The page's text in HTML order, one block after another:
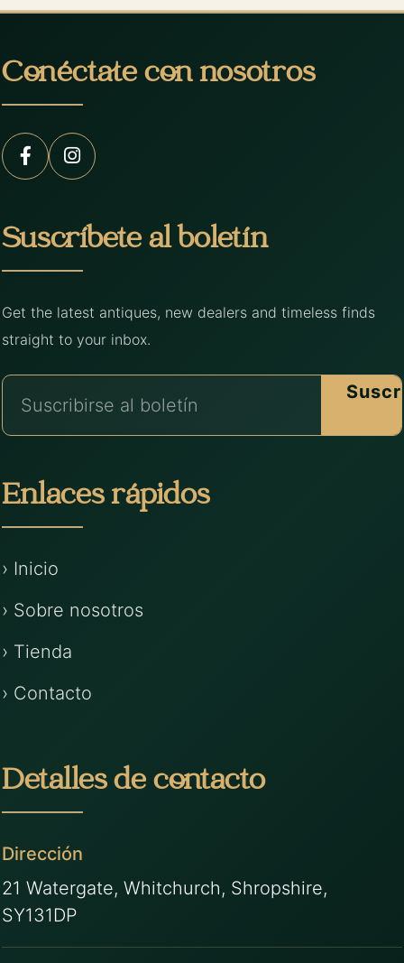
Conéctate con nosotros
Suscríbete al boletín
Get the latest antiques, new dealers and timeless finds
straight to your inbox.
Enlaces rápidos
› Inicio
› Sobre nosotros
› Tienda
› Contacto
Detalles de contacto
Dirección
21 Watergate, Whitchurch, Shropshire,
SY131DP